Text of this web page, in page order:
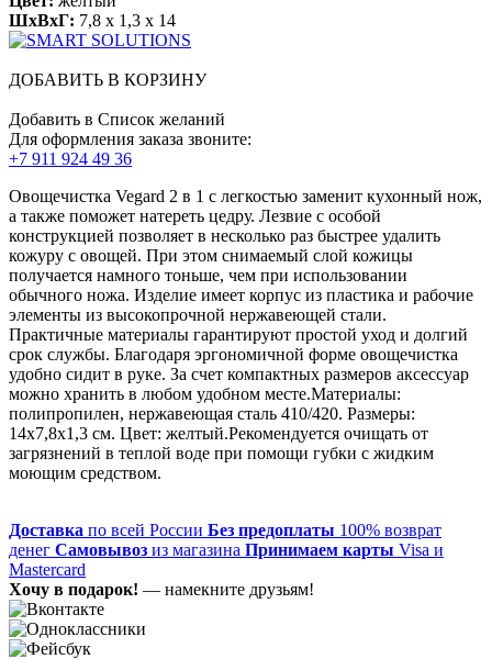
ШхВхГ: 7,8 x 1,3 x 14
ДОБАВИТЬ В КОРЗИНУ
Добавить в Список желаний
Для оформления заказа звоните:
+7 911 924 49 36
Овощечистка Vegard 2 в 1 с легкостью заменит кухонный нож,
а также поможет натереть цедру. Лезвие с особой
конструкцией позволяет в несколько раз быстрее удалить
кожуру с овощей. При этом снимаемый слой кожицы
получается намного тоньше, чем при использовании
обычного ножа. Изделие имеет корпус из пластика и рабочие
элементы из высокопрочной нержавеющей стали.
Практичные материалы гарантируют простой уход и долгий
срок службы. Благодаря эргономичной форме овощечистка
удобно сидит в руке. За счет компактных размеров аксессуар
можно хранить в любом удобном месте.Материалы:
полипропилен, нержавеющая сталь 410/420. Размеры:
14х7,8х1,3 см. Цвет: желтый.Рекомендуется очищать от
загрязнений в теплой воде при помощи губки с жидким
моющим средством.
Доставка по всей России Без предоплаты 100% возврат
денег Самовывоз из магазина Принимаем карты Visa и
Mastercard
Хочу в подарок! — намекните друзьям!